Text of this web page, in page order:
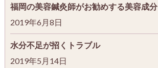
福岡の美容鍼灸師がお勧めする美容成分
2019年6月8日
水分不足が招くトラブル
2019年5月14日